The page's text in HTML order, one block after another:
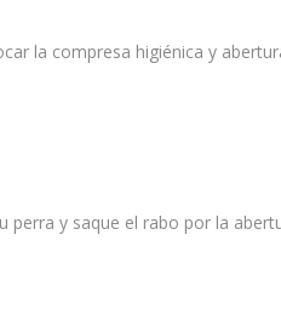
la compresa higiénica y
perra y saque el rabo por la